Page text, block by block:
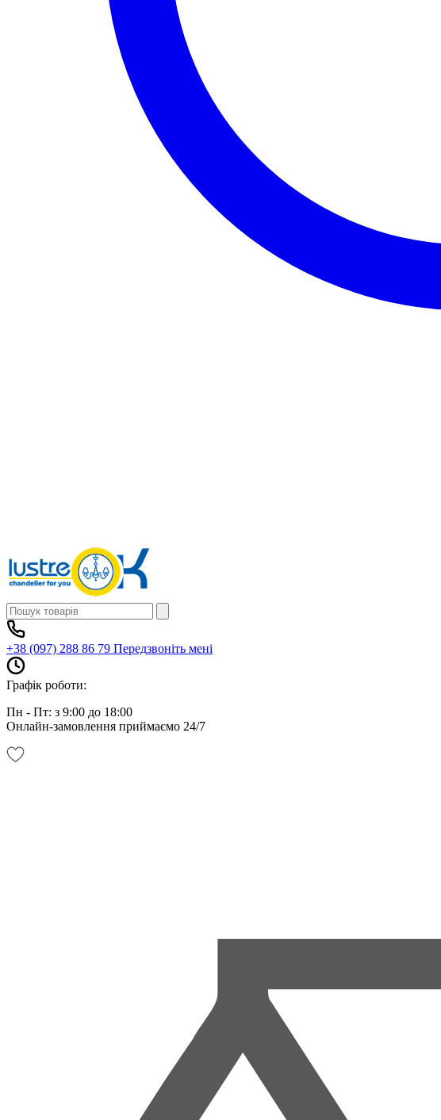
+38 (097) 288 86 79 Передзвоніть мені
Графік роботи:
Пн - Пт: з 9:00 до 18:00
Онлайн-замовлення приймаємо 24/7